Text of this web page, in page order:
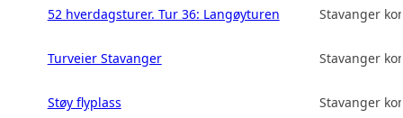
52 hverdagsturer. Tur 36: Langøyturen Stavanger
Turveier Stavanger Stavanger
Støy flyplass Stavanger